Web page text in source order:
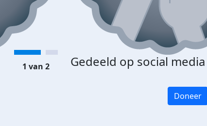
Gedeeld op social media
1 van 2
Doneer